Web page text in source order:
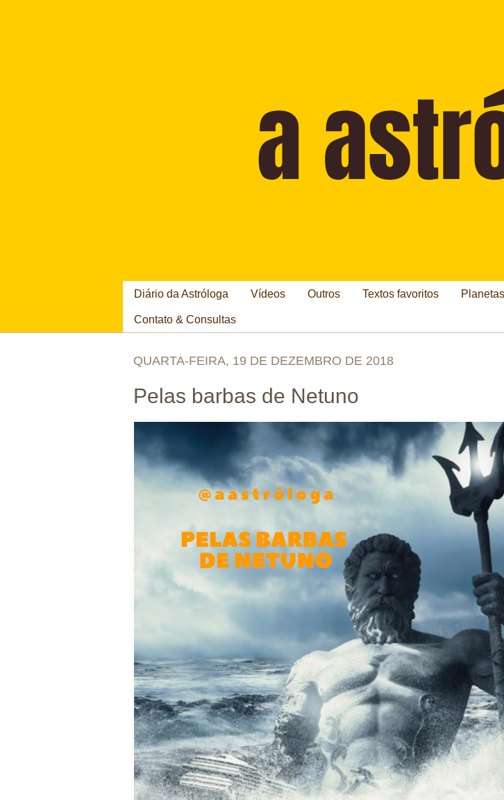
Diário da Astróloga Vídeos Outros Textos favoritos Planetas
Contato & Consultas
QUARTA-FEIRA, 19 DE DEZEMBRO DE 2018
Pelas barbas de Netuno